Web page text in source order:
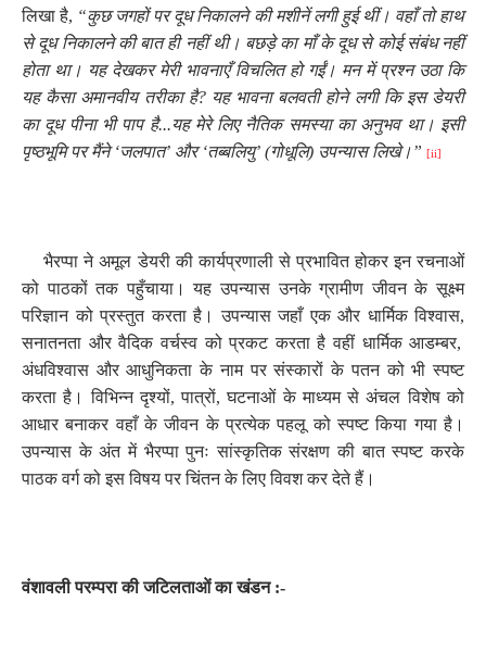
लिखा है, “कुछ जगहों पर दूध निकालने की मशीनें लगी हुई थीं। वहाँ तो हाथ
से दूध निकालने की बात ही नहीं थी। बछड़े का माँ के दूध से कोई संबंध नहीं
होता था। यह देखकर मेरी भावनाएँ विचलित हो गईं। मन में प्रश्न उठा कि
यह कैसा अमानवीय तरीका है? यह भावना बलवती होने लगी कि इस डेयरी
का दूध पीना भी पाप है...यह मेरे लिए नैतिक समस्या का अनुभव था। इसी
पृष्ठभूमि पर मैंने ‘जलपात’ और ‘तब्बलियु’ (गोधूलि) उपन्यास लिखे।” [ii]
भैरप्पा ने अमूल डेयरी की कार्यप्रणाली से प्रभावित होकर इन रचनाओं
को पाठकों तक पहुँचाया। यह उपन्यास उनके ग्रामीण जीवन के सूक्ष्म
परिज्ञान को प्रस्तुत करता है। उपन्यास जहाँ एक और धार्मिक विश्वास,
सनातनता और वैदिक वर्चस्व को प्रकट करता है वहीं धार्मिक आडम्बर,
अंधविश्वास और आधुनिकता के नाम पर संस्कारों के पतन को भी स्पष्ट
करता है। विभिन्न दृश्यों, पात्रों,घटनाओं के माध्यम से अंचल विशेष को
आधार बनाकर वहाँ के जीवन के प्रत्येक पहलू को स्पष्ट किया गया है।
उपन्यास के अंत में भैरप्पा पुनः सांस्कृतिक संरक्षण की बात स्पष्ट करके
पाठक वर्ग को इस विषय पर चिंतन के लिए विवश कर देते हैं।
वंशावली परम्परा की जटिलताओं का खंडन :-